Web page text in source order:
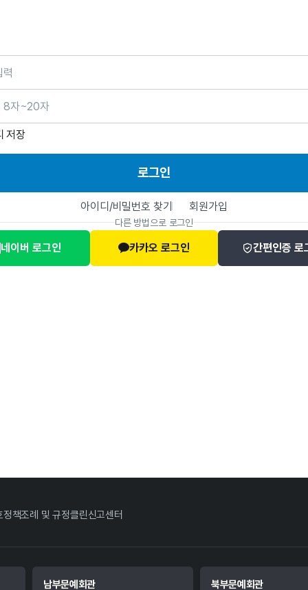
저장
로그인
아이디/비밀번호 찾기 회원가입
다른 방법으로 로그인
네이버 로그인 카카오 로그인 간편인증 로
정책조례 및 규정클린신고센터
남부문예회관 북부문예회관